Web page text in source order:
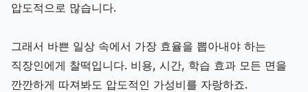
압도적으로 많습니다.
그래서 바쁜 일상 속에서 가장 효율을 뽑아내야 하는
직장인에게 찰떡입니다. 비용, 시간, 학습 효과 모든 면을
깐깐하게 따져봐도 압도적인 가성비를 자랑하죠.